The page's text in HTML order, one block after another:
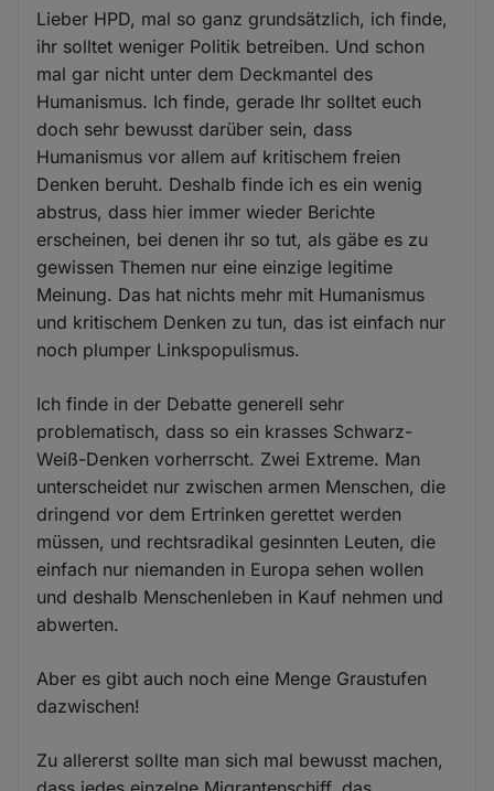
Lieber HPD, mal so ganz grundsätzlich, ich finde,
ihr solltet weniger Politik betreiben. Und schon
mal gar nicht unter dem Deckmantel des
Humanismus. Ich finde, gerade Ihr solltet euch
doch sehr bewusst darüber sein, dass
Humanismus vor allem auf kritischem freien
Denken beruht. Deshalb finde ich es ein wenig
abstrus, dass hier immer wieder Berichte
erscheinen, bei denen ihr so tut, als gäbe es zu
gewissen Themen nur eine einzige legitime
Meinung. Das hat nichts mehr mit Humanismus
und kritischem Denken zu tun, das ist einfach nur
noch plumper Linkspopulismus.
Ich finde in der Debatte generell sehr
problematisch, dass so ein krasses Schwarz-
Weiß-Denken vorherrscht. Zwei Extreme. Man
unterscheidet nur zwischen armen Menschen, die
dringend vor dem Ertrinken gerettet werden
müssen, und rechtsradikal gesinnten Leuten, die
einfach nur niemanden in Europa sehen wollen
und deshalb Menschenleben in Kauf nehmen und
abwerten.
Aber es gibt auch noch eine Menge Graustufen
dazwischen!
Zu allererst sollte man sich mal bewusst machen,